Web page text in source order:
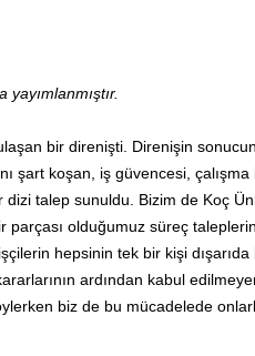
bir direnişti. Direnişin
şart koşan, iş güvencesi, çalışma
talep sunuldu. Bizim de Koç
olduğumuz süreç taleplerin
hepsinin tek bir kişi dışarıda
ardından kabul
biz de bu mücadelede